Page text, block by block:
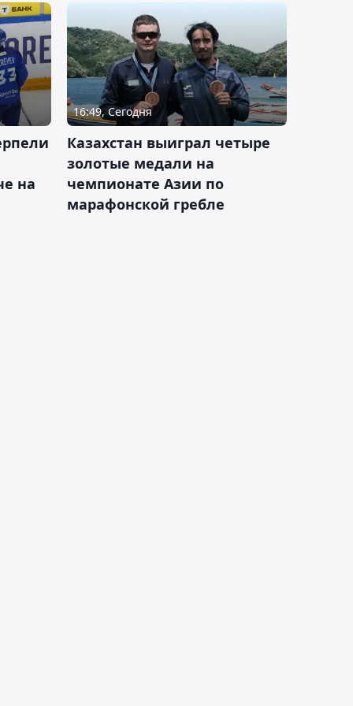
на
16:49, Сегодня
Казахстан выиграл четыре
золотые медали на
чемпионате Азии по
марафонской гребле